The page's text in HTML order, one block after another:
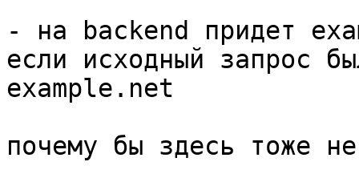
- на backend придет
если исходный запрос
example.net
почему бы здесь тоже